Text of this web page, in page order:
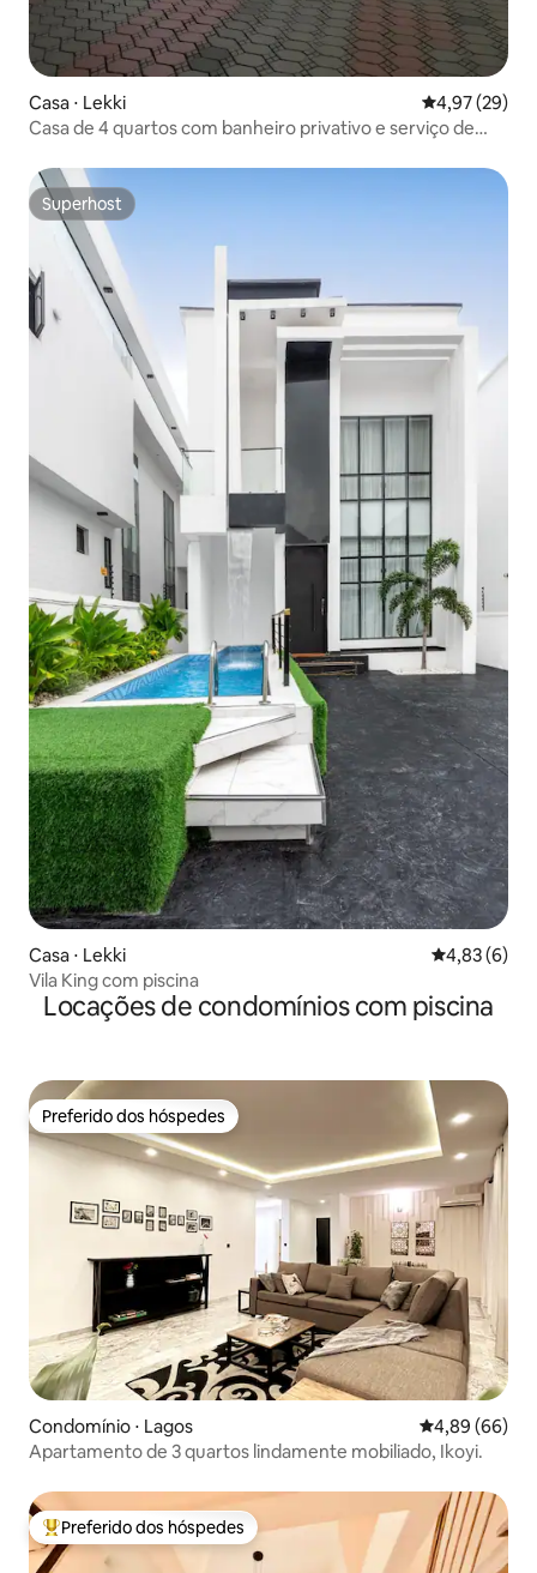
Casa ⋅ Lekki 4,97 de uma
4,97 (29)
Casa de 4 quartos com banheiro privativo e serviço de
Superhost
Superhost
Casa ⋅ Lekki 4,83 de uma
4,83 (6)
Vila King com piscina
Locações de condomínios com piscina
Preferido dos hóspedes
Preferido dos hóspedes
Condomínio ⋅ Lagos 4,89 de uma
4,89 (66)
Apartamento de 3 quartos lindamente mobiliado, Ikoyi.
Entre os melhores preferidos dos hóspedes
Preferido dos hóspedes